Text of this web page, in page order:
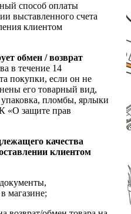
способ оплаты
выставленного счета
клиентом
обмен / возврат
в течение 14
покупки, если он не
его товарный вид,
упаковка, пломбы, ярлыки
«О защите прав
качества
клиентом
магазине;